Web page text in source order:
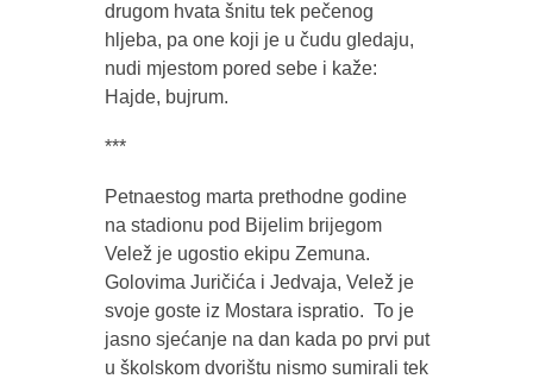
drugom hvata šnitu tek pečenog
hljeba, pa one koji je u čudu gledaju,
nudi mjestom pored sebe i kaže:
Hajde, bujrum.
***
Petnaestog marta prethodne godine
na stadionu pod Bijelim brijegom
Velež je ugostio ekipu Zemuna.
Golovima Juričića i Jedvaja, Velež je
svoje goste iz Mostara ispratio. To je
jasno sjećanje na dan kada po prvi put
u školskom dvorištu nismo sumirali tek